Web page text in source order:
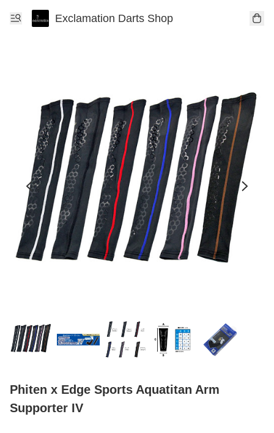
Exclamation Darts Shop
Phiten x Edge Sports Aquatitan Arm
Supporter IV